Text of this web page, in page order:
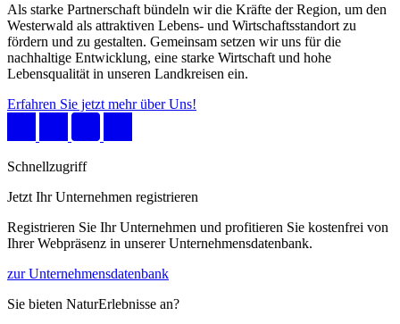
Als starke Partnerschaft bündeln wir die Kräfte der Region, um den
Westerwald als attraktiven Lebens- und Wirtschaftsstandort zu
fördern und zu gestalten. Gemeinsam setzen wir uns für die
nachhaltige Entwicklung, eine starke Wirtschaft und hohe
Lebensqualität in unseren Landkreisen ein.
Erfahren Sie jetzt mehr über Uns!
Schnellzugriff
Jetzt Ihr Unternehmen registrieren
Registrieren Sie Ihr Unternehmen und profitieren Sie kostenfrei von
Ihrer Webpräsenz in unserer Unternehmensdatenbank.
zur Unternehmensdatenbank
Sie bieten NaturErlebnisse an?